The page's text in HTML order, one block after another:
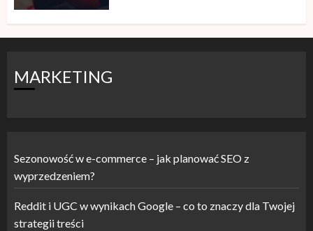
MARKETING
Sezonowość w e-commerce – jak planować SEO z
wyprzedzeniem?
Reddit i UGC w wynikach Google – co to znaczy dla Twojej
strategii treści